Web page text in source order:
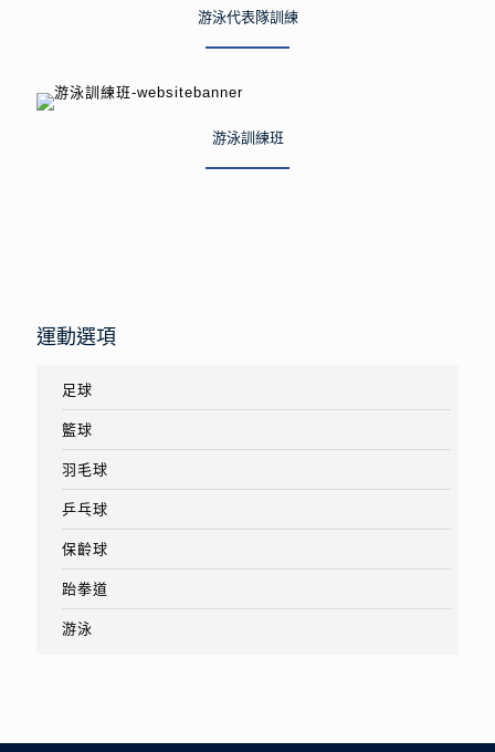
游泳代表隊訓練
游泳訓練班
運動選項
足球
籃球
羽毛球
乒乓球
保齡球
跆拳道
游泳